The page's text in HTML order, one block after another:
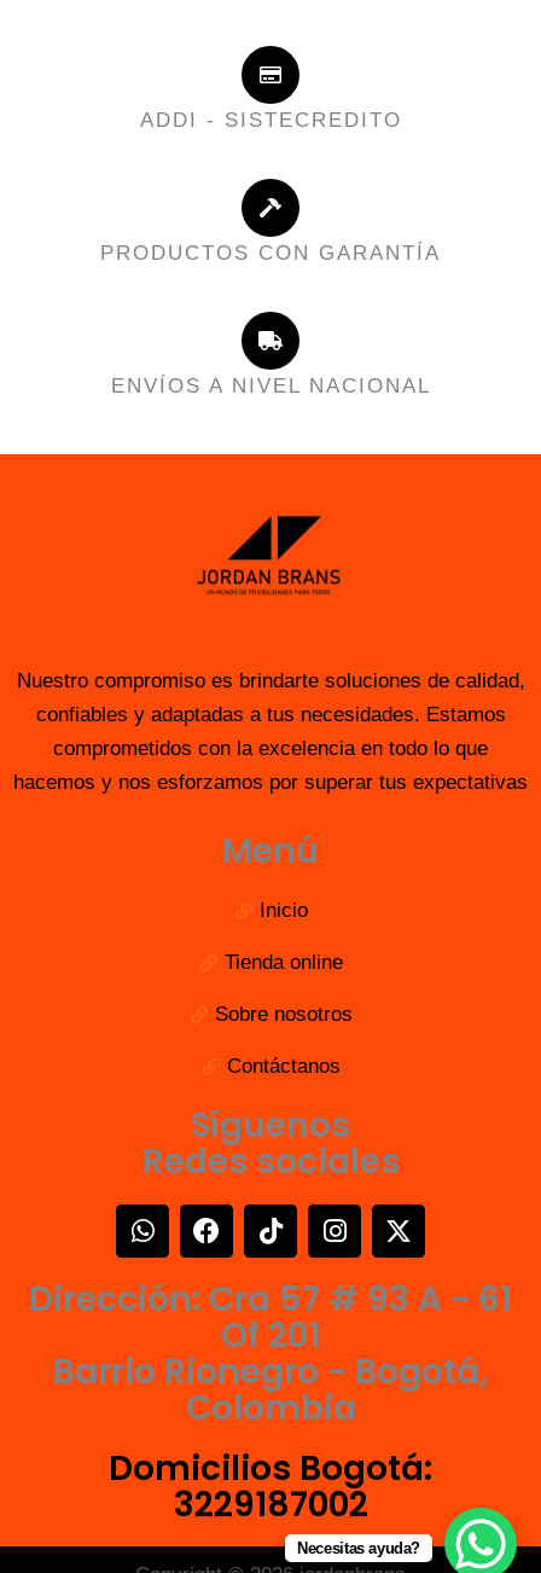
ADDI - SISTECREDITO
PRODUCTOS CON GARANTÍA
ENVÍOS A NIVEL NACIONAL
Nuestro compromiso es brindarte soluciones de calidad,
confiables y adaptadas a tus necesidades. Estamos
comprometidos con la excelencia en todo lo que
hacemos y nos esforzamos por superar tus expectativas
Menú
Inicio
Tienda online
Sobre nosotros
Contáctanos
Síguenos
Redes sociales
W
h
t
p
F
a
e
o
k
T
i
o
k
I
n
t
r
a
m
X
-
w
t
e
Dirección: Cra 57 # 93 A - 61
Of 201
Barrio Rionegro - Bogotá,
Colombia
Domicilios Bogotá:
3229187002
Necesitas ayuda?